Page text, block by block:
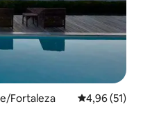
Fortaleza 4,96 de uma
4,96 (51)